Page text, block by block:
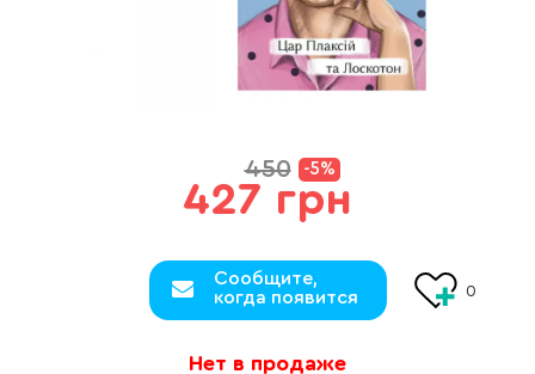
450 -5%
427 грн
Сообщите,
когда появится
0
Нет в продаже